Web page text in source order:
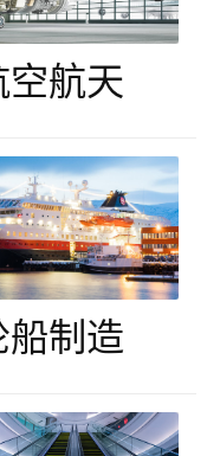
空航天
船制造